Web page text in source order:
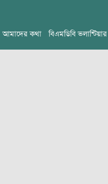
আমাদের কথা বিএমডিবি ভলান্টিয়ার